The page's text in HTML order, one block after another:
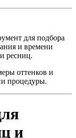
для подбора
и времени
ресниц.
оттенков и
процедуры.
и